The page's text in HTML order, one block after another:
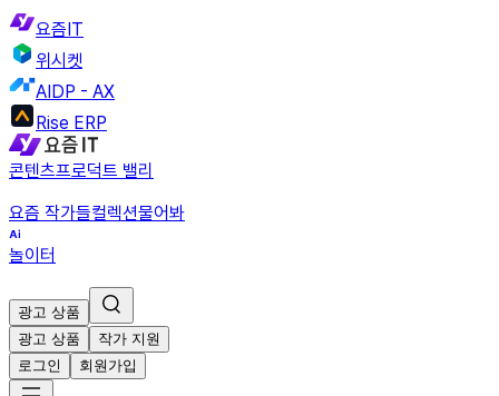
요즘IT
위시켓
AIDP - AX
Rise ERP
콘텐츠프로덕트 밸리
요즘 작가들컬렉션물어봐
놀이터
광고 상품
광고 상품
작가 지원
로그인
회원가입